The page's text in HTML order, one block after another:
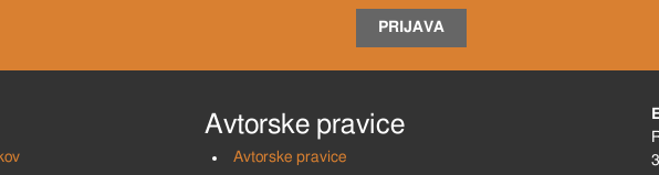
PRIJAVA
Avtorske pravice
Avtorske pravice